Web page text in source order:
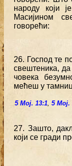
народу који
Масијином
говорећи:
26. Господ те
свештеника,
човека
мећеш у
5 Мој. 13:1, 5 Мој.
27. Зашто,
који се гради